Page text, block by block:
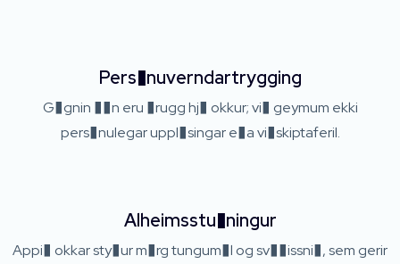
Pers�nuverndartrygging
G�gnin ��n eru �rugg hj� okkur; vi� geymum ekki
pers�nulegar uppl�singar e�a vi�skiptaferil.
Alheimsstu�ningur
Appi� okkar sty�ur m�rg tungum�l og sv��issni�, sem gerir